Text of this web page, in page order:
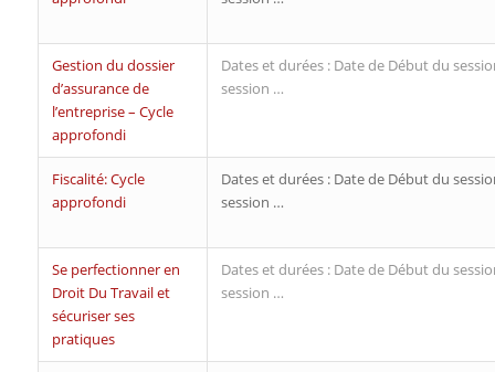
Gestion du dossier
d’assurance de
l’entreprise – Cycle
approfondi
Dates et durées : Date de Début du
session …
Fiscalité: Cycle
approfondi
Dates et durées : Date de Début du
session …
Se perfectionner en
Droit Du Travail et
sécuriser ses
pratiques
Dates et durées : Date de Début du
session …